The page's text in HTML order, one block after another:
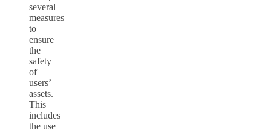
several
measures
to
ensure
the
safety
of
users’
assets.
This
includes
the use